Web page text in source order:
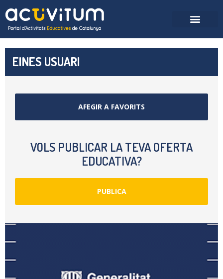
EINES USUARI
AFEGIR A FAVORITS
VOLS PUBLICAR LA TEVA OFERTA
EDUCATIVA?
PUBLICA